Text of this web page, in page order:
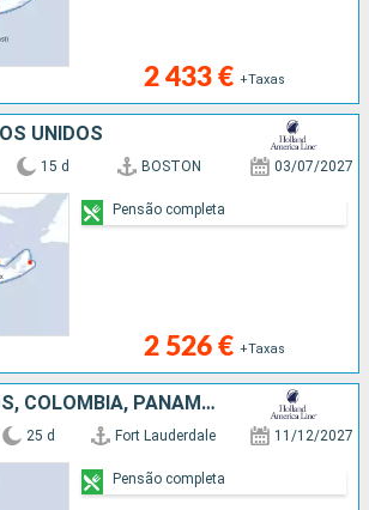
2 433 € +Taxas
UNIDOS
15 d BOSTON 03/07/2027
2 526 € +Taxas
Pensão completa
ESTADOS UNIDOS, COLÔMBIA, PANAMA, COSTA RICA, CAIMÃO (ILHAS), BAHAMAS, SÃO MARTINHO, MARTINICA, BARBADOS, TRINIDADE E TOBAGO, SANTA LÚCIA, ANTÍGUA E BARBUDA
25 d Fort Lauderdale 11/12/2027
Pensão completa